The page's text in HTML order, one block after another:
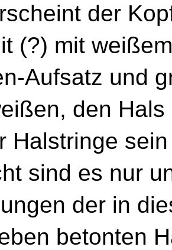
der
(?) mit
Aufsatz und
den
Halstringe
sind es nur
der in
betonten